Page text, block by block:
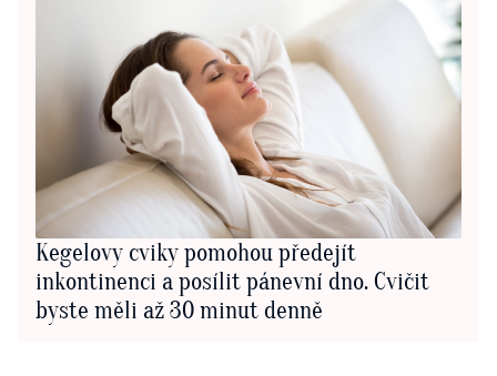
Kegelovy cviky pomohou předejít
inkontinenci a posílit pánevní dno. Cvičit
byste měli až 30 minut denně